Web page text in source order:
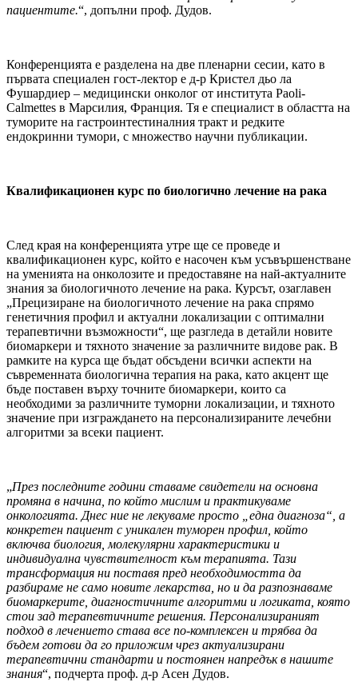
пациентите.“, допълни проф. Дудов.
Конференцията е разделена на две пленарни сесии, като в
първата специален гост-лектор е д-р Кристел дьо ла
Фушардиер – медицински онколог от института Paoli-
Calmettes в Марсилия, Франция. Тя е специалист в областта на
туморите на гастроинтестиналния тракт и редките
ендокринни тумори, с множество научни публикации.
Квалификационен курс по биологично лечение на рака
След края на конференцията утре ще се проведе и
квалификационен курс, който е насочен към усъвършенстване
на уменията на онколозите и предоставяне на най-актуалните
знания за биологичното лечение на рака. Курсът, озаглавен
„Прецизиране на биологичното лечение на рака спрямо
генетичния профил и актуални локализации с оптимални
терапевтични възможности“, ще разгледа в детайли новите
биомаркери и тяхното значение за различните видове рак. В
рамките на курса ще бъдат обсъдени всички аспекти на
съвременната биологична терапия на рака, като акцент ще
бъде поставен върху точните биомаркери, които са
необходими за различните туморни локализации, и тяхното
значение при изграждането на персонализираните лечебни
алгоритми за всеки пациент.
„През последните години ставаме свидетели на основна
промяна в начина, по който мислим и практикуваме
онкологията. Днес ние не лекуваме просто „една диагноза“, а
конкретен пациент с уникален туморен профил, който
включва биология, молекулярни характеристики и
индивидуална чувствителност към терапията. Тази
трансформация ни поставя пред необходимостта да
разбираме не само новите лекарства, но и да разпознаваме
биомаркерите, диагностичните алгоритми и логиката, която
стои зад терапевтичните решения. Персонализираният
подход в лечението става все по-комплексен и трябва да
бъдем готови да го приложим чрез актуализирани
терапевтични стандарти и постоянен напредък в нашите
знания“, подчерта проф. д-р Асен Дудов.